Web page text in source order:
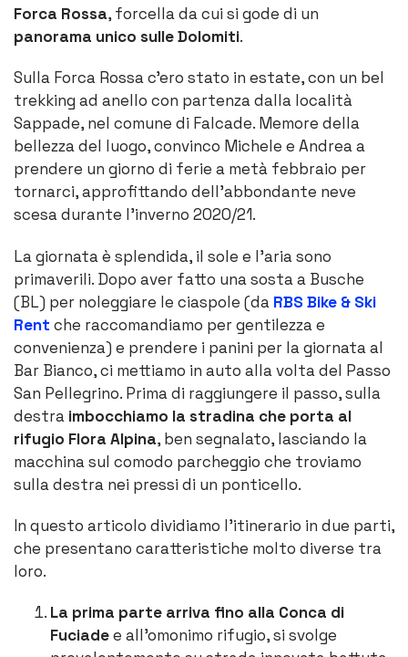
Forca Rossa, forcella da cui si gode di un
panorama unico sulle Dolomiti.
Sulla Forca Rossa c’ero stato in estate, con un bel
trekking ad anello con partenza dalla località
Sappade, nel comune di Falcade. Memore della
bellezza del luogo, convinco Michele e Andrea a
prendere un giorno di ferie a metà febbraio per
tornarci, approfittando dell’abbondante neve
scesa durante l’inverno 2020/21.
La giornata è splendida, il sole e l’aria sono
primaverili. Dopo aver fatto una sosta a Busche
(BL) per noleggiare le ciaspole (da RBS Bike & Ski
Rent che raccomandiamo per gentilezza e
convenienza) e prendere i panini per la giornata al
Bar Bianco, ci mettiamo in auto alla volta del Passo
San Pellegrino. Prima di raggiungere il passo, sulla
destra imbocchiamo la stradina che porta al
rifugio Flora Alpina, ben segnalato, lasciando la
macchina sul comodo parcheggio che troviamo
sulla destra nei pressi di un ponticello.
In questo articolo dividiamo l’itinerario in due parti,
che presentano caratteristiche molto diverse tra
loro.
La prima parte arriva fino alla Conca di
Fuciadee all’omonimo rifugio, si svolge